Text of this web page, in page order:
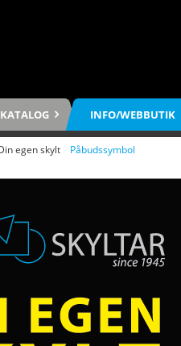
KATALOG INFO/WEBBUTIK
egen skylt Påbudssymbol